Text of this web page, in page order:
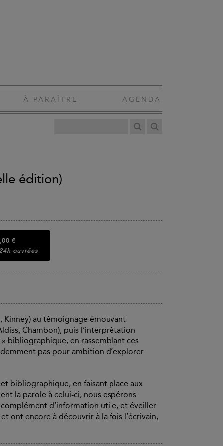
À PARAÎTRE AGENDA
édition)
€
ouvrées
Kinney) au témoignage émouvant
Chambon), puis l’interprétation
bibliographique, en rassemblant ces
pas pour ambition d’explorer
bibliographique, en faisant place aux
la parole à celui-ci, nous espérons
d’information utile, et éveiller
ont encore à découvrir à la fois l’écrivain,